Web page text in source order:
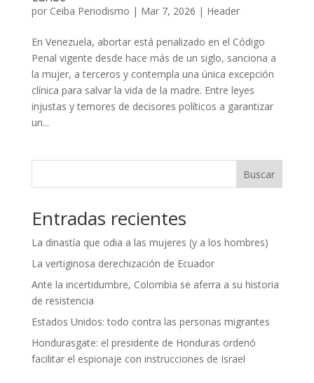
por Ceiba Periodismo | Mar 7, 2026 | Header
En Venezuela, abortar está penalizado en el Código
Penal vigente desde hace más de un siglo, sanciona a
la mujer, a terceros y contempla una única excepción
clínica para salvar la vida de la madre. Entre leyes
injustas y temores de decisores políticos a garantizar
un...
Buscar
Entradas recientes
La dinastía que odia a las mujeres (y a los hombres)
La vertiginosa derechización de Ecuador
Ante la incertidumbre, Colombia se aferra a su historia
de resistencia
Estados Unidos: todo contra las personas migrantes
Hondurasgate: el presidente de Honduras ordenó
facilitar el espionaje con instrucciones de Israel